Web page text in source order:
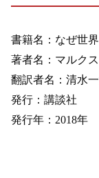
書籍名：なぜ世
著者名：マルク
翻訳者名：清水
発行：講談社
発行年：2018年